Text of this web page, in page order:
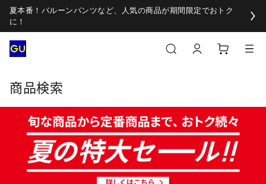
夏本番！バルーンパンツなど、人気の商品が期間限定でおトク
に！
商品検索